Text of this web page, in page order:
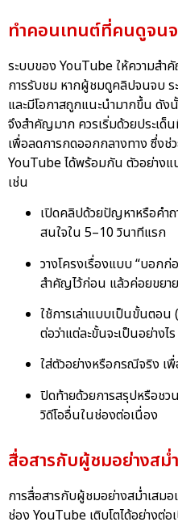
ทำคอนเทนต์ที่คนดูจน
ระบบของ YouTube ให้ความสำ
การรับชม หากผู้ชมดูคลิปจนจบ
และมีโอกาสถูกแนะนำมากขึ้น ดั
จึงสำคัญมาก ควรเริ่มด้วยประเด็
เพื่อลดการกดออกกลางทาง ซึ่งช่
YouTube ได้พร้อมกัน ตัวอย่าง
เช่น
เปิดคลิปด้วยปัญหาหรือคำ
สนใจใน 5–10 วินาทีแรก
วางโครงเรื่องแบบ “บอก
สำคัญไว้ก่อน แล้วค่อยขยาย
ใช้การเล่าแบบเป็นขั้นตอ
ต่อว่าแต่ละขั้นจะเป็นอย่างไร
ใส่ตัวอย่างหรือกรณีจริง เพื่
ปิดท้ายด้วยการสรุปหรือช
วิดีโออื่นในช่องต่อเนื่อง
สื่อสารกับผู้ชมอย่างสม่
การสื่อสารกับผู้ชมอย่างสม่ำเส
ช่อง YouTube เติบโตได้อย่างต่